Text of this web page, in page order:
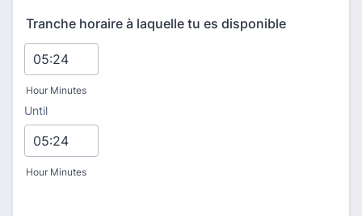
Tranche horaire à laquelle tu es disponible
Hour Minutes
Until
until
Hour Minutes